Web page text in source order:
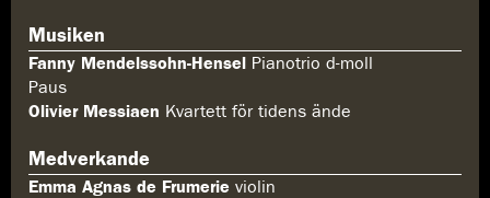
Musiken
Fanny Mendelssohn-Hensel Pianotrio d-moll
Paus
Olivier Messiaen Kvartett för tidens ände
Medverkande
Emma Agnas de Frumerie violin